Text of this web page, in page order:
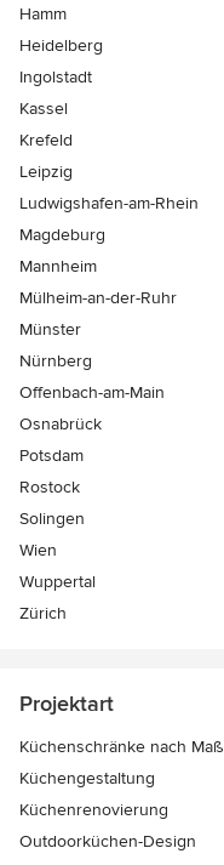
Hamm
Heidelberg
Ingolstadt
Kassel
Krefeld
Leipzig
Ludwigshafen-am-Rhein
Magdeburg
Mannheim
Mülheim-an-der-Ruhr
Münster
Nürnberg
Offenbach-am-Main
Osnabrück
Potsdam
Rostock
Solingen
Wien
Wuppertal
Zürich
Projektart
Küchenschränke nach Maß
Küchengestaltung
Küchenrenovierung
Outdoorküchen-Design